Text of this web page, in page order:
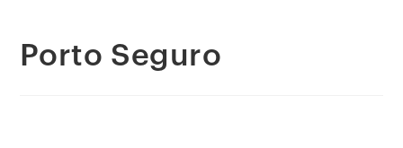
Porto Seguro